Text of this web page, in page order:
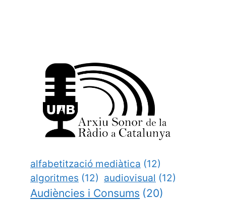
alfabetització mediàtica (12)
algoritmes (12) audiovisual (12)
Audiències i Consums (20)